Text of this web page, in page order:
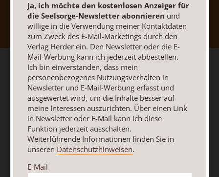
Nach oben
Ja, ich möchte den kostenlosen Anzeiger für
die Seelsorge-Newsletter abonnieren und
willige in die Verwendung meiner Kontaktdaten
zum Zweck des E-Mail-Marketings durch den
Verlag Herder ein. Den Newsletter oder die E-
Mail-Werbung kann ich jederzeit abbestellen.
Ich bin einverstanden, dass mein
personenbezogenes Nutzungsverhalten in
Newsletter und E-Mail-Werbung erfasst und
ausgewertet wird, um die Inhalte besser auf
meine Interessen auszurichten. Über einen Link
in Newsletter oder E-Mail kann ich diese
Funktion jederzeit ausschalten.
Weiterführende Informationen finden Sie in
unseren Datenschutzhinweisen.
E-Mail